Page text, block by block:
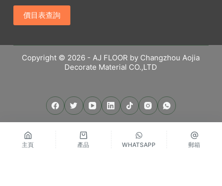
主頁 產品 WHATSAPP 郵箱
價目表查詢
Copyright © 2026 - AJ FLOOR by Changzhou Aojia
Decorate Material CO.,LTD